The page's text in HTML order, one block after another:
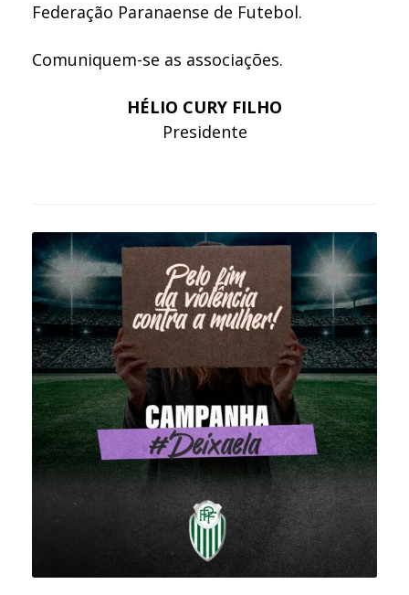
Federação Paranaense de Futebol.
Comuniquem-se as associações.
HÉLIO CURY FILHO
Presidente